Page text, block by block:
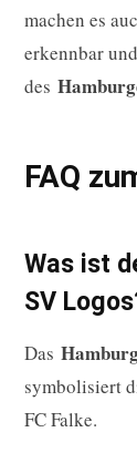
machen es
erkennbar
des
FAQ
Was ist
SV
Das
symbolisiert
FC Falke.